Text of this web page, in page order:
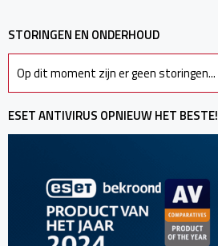
STORINGEN EN ONDERHOUD
Op dit moment zijn er geen storingen...
ESET ANTIVIRUS OPNIEUW HET BESTE!